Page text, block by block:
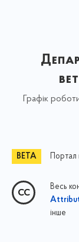
Графік
Весь
інше